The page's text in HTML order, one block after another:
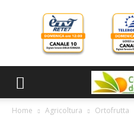
Home Agricoltura Ortofrutta